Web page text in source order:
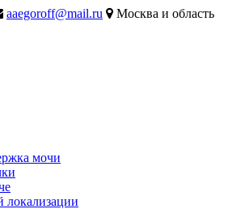
aaegoroff@mail.ru Москва и область
мочи
локализации